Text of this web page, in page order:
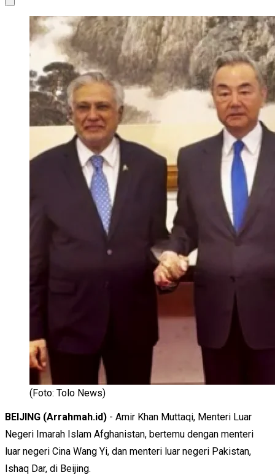
(Foto: Tolo News)
BEIJING (Arrahmah.id) - Amir Khan Muttaqi, Menteri Luar
Negeri Imarah Islam Afghanistan, bertemu dengan menteri
luar negeri Cina Wang Yi, dan menteri luar negeri Pakistan,
Ishaq Dar, di Beijing.